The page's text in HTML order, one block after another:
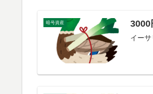
暗号資産 3000
イー